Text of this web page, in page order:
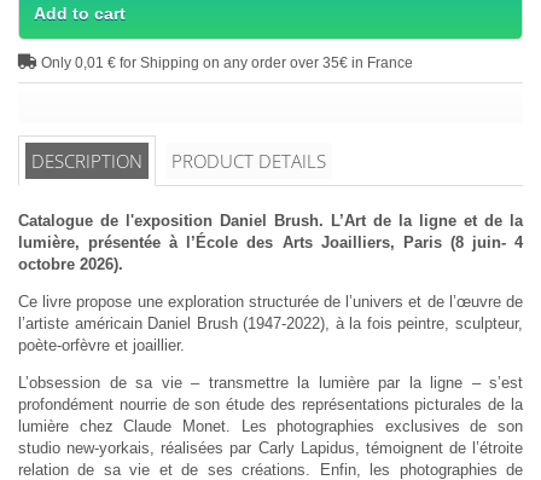
Add to cart
Only 0,01 € for Shipping on any order over 35€ in France
DESCRIPTION PRODUCT DETAILS
Catalogue de l'exposition Daniel Brush. L’Art de la ligne et de la
lumière, présentée à l’École des Arts Joailliers, Paris (8 juin- 4
octobre 2026).
Ce livre propose une exploration structurée de l’univers et de l’œuvre de
l’artiste américain Daniel Brush (1947-2022), à la fois peintre, sculpteur,
poète-orfèvre et joaillier.
L’obsession de sa vie – transmettre la lumière par la ligne – s’est
profondément nourrie de son étude des représentations picturales de la
lumière chez Claude Monet. Les photographies exclusives de son
studio new-yorkais, réalisées par Carly Lapidus, témoignent de l’étroite
relation de sa vie et de ses créations. Enfin, les photographies de